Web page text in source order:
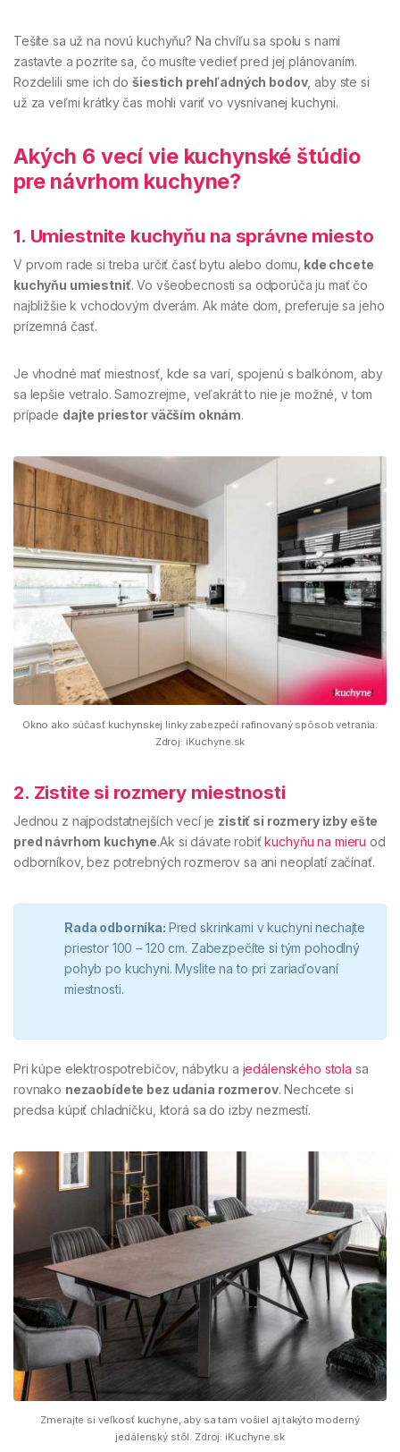
Tešíte sa už na novú kuchyňu? Na chvíľu sa spolu s nami
zastavte a pozrite sa, čo musíte vedieť pred jej plánovaním.
Rozdelili sme ich došiestich prehľadných bodov, aby ste si
už za veľmi krátky čas mohli variť vo vysnívanej kuchyni.
Akých 6 vecí vie kuchynské štúdio
pre návrhom kuchyne?
1. Umiestnite kuchyňu na správne miesto
V prvom rade si treba určiť časť bytu alebo domu, kde chcete
kuchyňu umiestniť. Vo všeobecnosti sa odporúča ju mať čo
najbližšie k vchodovým dverám. Ak máte dom, preferuje sa jeho
prízemná časť.
Je vhodné mať miestnosť, kde sa varí, spojenú s balkónom, aby
sa lepšie vetralo. Samozrejme, veľakrát to nie je možné, v tom
prípade dajte priestor väčším oknám.
Okno ako súčasť kuchynskej linky zabezpečí rafinovaný spôsob vetrania.
Zdroj: iKuchyne.sk
2. Zistite si rozmery miestnosti
Jednou z najpodstatnejších vecí je zistiť si rozmery izby ešte
pred návrhom kuchyne.Ak si dávate robiťkuchyňu na mieru od
odborníkov, bez potrebných rozmerov sa ani neoplatí začínať.
Rada odborníka: Pred skrinkami v kuchyni nechajte
priestor 100 – 120 cm. Zabezpečíte si tým pohodlný
pohyb po kuchyni. Myslite na to pri zariaďovaní
miestnosti.
Pri kúpe elektrospotrebičov, nábytku a jedálenského stola sa
rovnako nezaobídete bez udania rozmerov. Nechcete si
predsa kúpiť chladničku, ktorá sa do izby nezmestí.
Zmerajte si veľkosť kuchyne, aby sa tam vošiel aj takýto moderný
jedálenský stôl. Zdroj: iKuchyne.sk